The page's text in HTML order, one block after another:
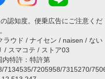
認知度。便乗広告にご注意くだ
ラウド / ナイセン / naisen / ない
/ スマコテ / ストア03
内特許：特許第
7134535/7205958/7315270/